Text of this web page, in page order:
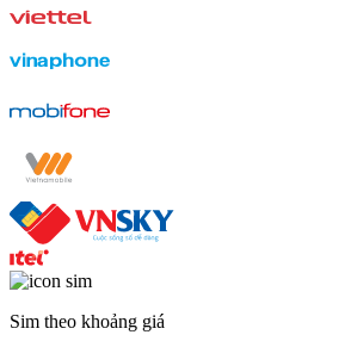
Sim theo khoảng giá